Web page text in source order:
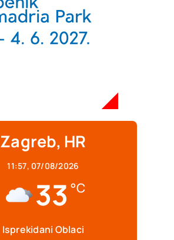
Zagreb, HR
11:57, 07/08/2026
33 °C
Isprekidani Oblaci